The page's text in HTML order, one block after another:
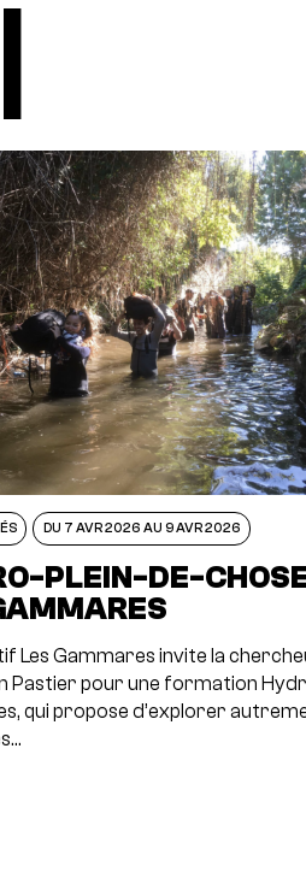
DU 7 AVR 2026 AU 9 AVR 2026
PLEIN-DE-
Les Gammares invite la
Pastier pour une formation
qui propose d’explorer